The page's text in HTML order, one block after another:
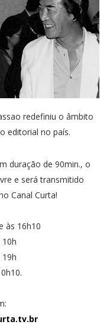
redefiniu o âmbito
editorial no país.
duração de 90min., o
e será transmitido
Canal Curta!
às 16h10